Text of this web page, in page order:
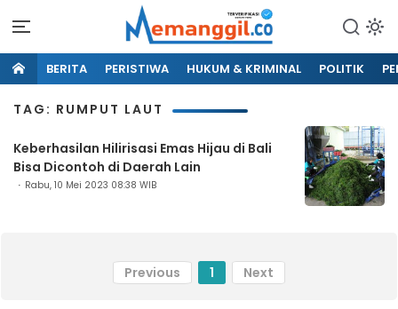
BERITA PERISTIWA HUKUM & KRIMINAL POLITIK
TAG: RUMPUT LAUT
Keberhasilan Hilirisasi Emas Hijau di Bali
Bisa Dicontoh di Daerah Lain
Rabu, 10 Mei 2023 08:38 WIB
Previous 1 Next